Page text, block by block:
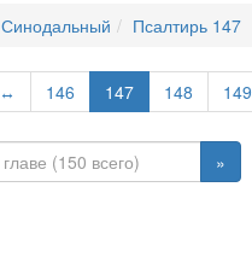
Синодальный Псалтирь 147
↔ 146 147 148 149
»